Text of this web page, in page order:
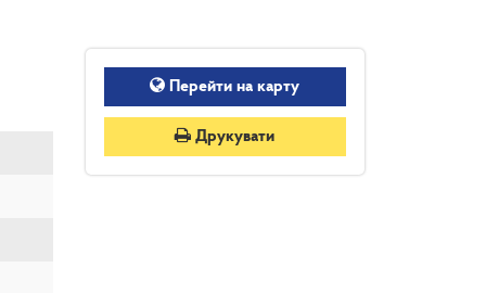
Перейти на карту
Друкувати